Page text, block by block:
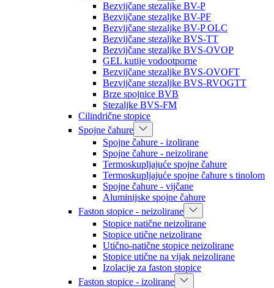
Bezvijčane stezaljke BV-P
Bezvijčane stezaljke BV-PF
Bezvijčane stezaljke BV-P OLC
Bezvijčane stezaljke BVS-TT
Bezvijčane stezaljke BVS-OVOP
GEL kutije vodootporne
Bezvijčane stezaljke BVS-OVOFT
Bezvijčane stezaljke BVS-RVOGTT
Brze spojnice BVB
Stezaljke BVS-FM
Cilindrične stopice
Spojne čahure
Spojne čahure - izolirane
Spojne čahure - neizolirane
Termoskupljajuće spojne čahure
Termoskupljajuće spojne čahure s tinolom
Spojne čahure - vijčane
Aluminijske spojne čahure
Faston stopice - neizolirane
Stopice natične neizolirane
Stopice utične neizolirane
Utično-natične stopice neizolirane
Stopice utične na vijak neizolirane
Izolacije za faston stopice
Faston stopice - izolirane